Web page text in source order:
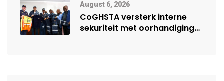
August 6, 2026
CoGHSTA versterk interne
sekuriteit met oorhandiging